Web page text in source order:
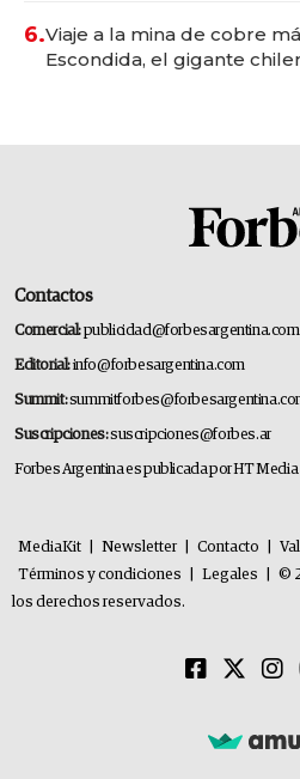
6.Viaje a la mina de cobre
Escondida, el gigante
Contactos
Comercial:publicidad@forbesargentina.com
Editorial:info@forbesargentina.com
Summit:
Suscripciones:suscripciones@forbes.ar
Forbes Argentina es publicada por HT Media
MediaKit Newsletter Contacto
Términos y condiciones
Legales
©
los derechos reservados.